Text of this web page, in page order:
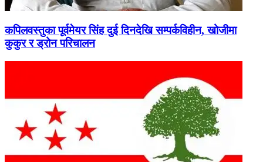
कपिलवस्तुका पूर्वमेयर सिंह दुई दिनदेखि सम्पर्कविहीन, खोजीमा
कुकुर र ड्रोन परिचालन